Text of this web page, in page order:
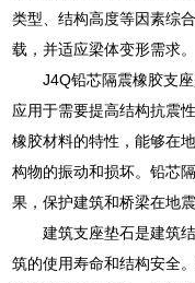
类型、结构高度等因素综
载，并适应梁体变形需求。
J4Q铅芯隔震橡胶支
应用于需要提高结构抗震
橡胶材料的特性，能够在
构物的振动和损坏。铅芯
果，保护建筑和桥梁在地
建筑支座垫石是建筑
筑的使用寿命和结构安全